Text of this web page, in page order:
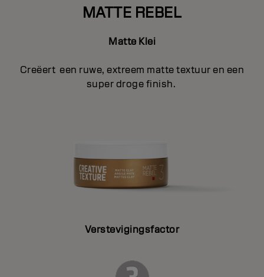
MATTE REBEL
Matte Klei
Creëert een ruwe, extreem matte textuur en een
super droge finish.
Verstevigingsfactor